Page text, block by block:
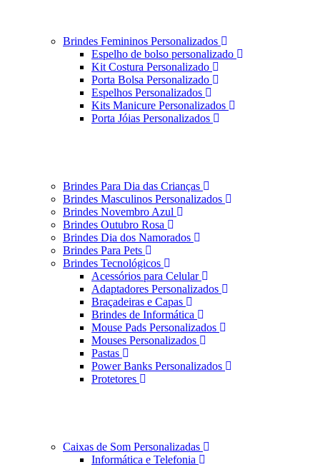
Brindes Femininos Personalizados
Espelho de bolso personalizado
Kit Costura Personalizado
Porta Bolsa Personalizado
Espelhos Personalizados
Kits Manicure Personalizados
Porta Jóias Personalizados
Brindes Para Dia das Crianças
Brindes Masculinos Personalizados
Brindes Novembro Azul
Brindes Outubro Rosa
Brindes Dia dos Namorados
Brindes Para Pets
Brindes Tecnológicos
Acessórios para Celular
Adaptadores Personalizados
Braçadeiras e Capas
Brindes de Informática
Mouse Pads Personalizados
Mouses Personalizados
Pastas
Power Banks Personalizados
Protetores
Caixas de Som Personalizadas
Informática e Telefonia